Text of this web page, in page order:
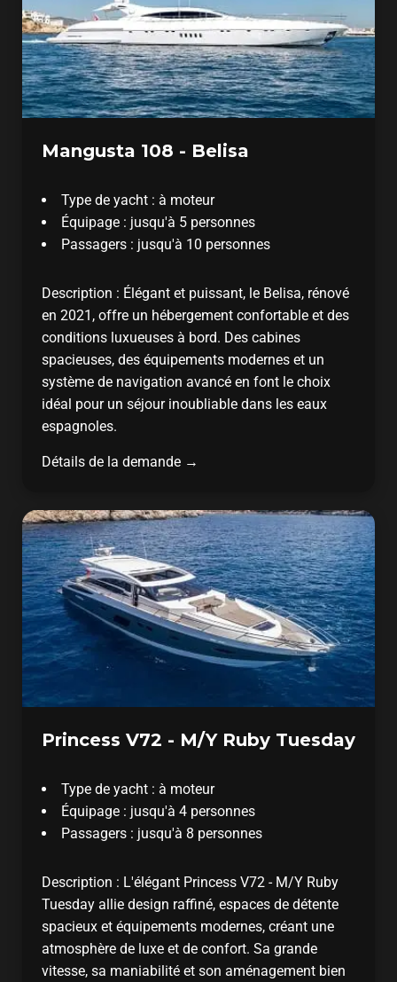
Mangusta 108 - Belisa
Type de yacht : à moteur
Équipage : jusqu'à 5 personnes
Passagers : jusqu'à 10 personnes
Description : Élégant et puissant, le Belisa, rénové
en 2021, offre un hébergement confortable et des
conditions luxueuses à bord. Des cabines
spacieuses, des équipements modernes et un
système de navigation avancé en font le choix
idéal pour un séjour inoubliable dans les eaux
espagnoles.
Détails de la demande →
Princess V72 - M/Y Ruby Tuesday
Type de yacht : à moteur
Équipage : jusqu'à 4 personnes
Passagers : jusqu'à 8 personnes
Description : L'élégant Princess V72 - M/Y Ruby
Tuesday allie design raffiné, espaces de détente
spacieux et équipements modernes, créant une
atmosphère de luxe et de confort. Sa grande
vitesse, sa maniabilité et son aménagement bien